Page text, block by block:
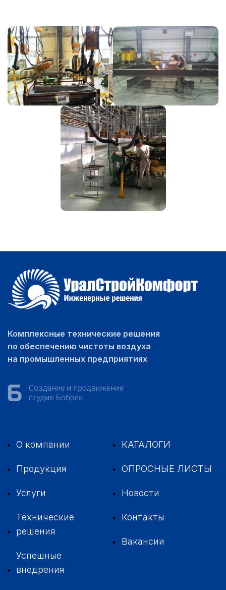
Комплексные технические решения
по обеспечению чистоты воздуха
на промышленных предприятиях
О компании
Продукция
Услуги
Технические
решения
Успешные
внедрения
КАТАЛОГИ
ОПРОСНЫЕ ЛИСТЫ
Новости
Контакты
Вакансии